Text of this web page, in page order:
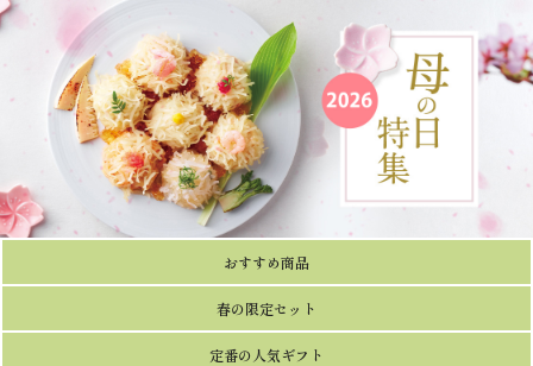
ギフト特集 | いかしゅうまいの
萬坊：呼子萬坊
おすすめ商品
春の限定セット
定番の人気ギフト